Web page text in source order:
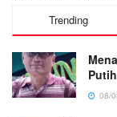
Trending
Putih
08/